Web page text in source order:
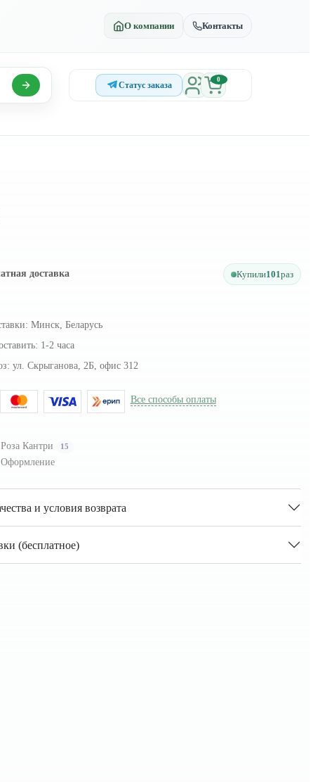
О компании Контакты
Статус заказа
0
доставка Купили101раз
Минск, Беларусь
1-2 часа
ул. Скрыганова, 2Б, офис 312
Все способы оплаты
Роза Кантри 15
Оформление
и условия возврата
(бесплатное)